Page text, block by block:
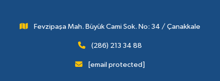
Fevzipaşa Mah. Büyük Cami Sok. No: 34 / Çanakkale
(286) 213 34 88
[email protected]